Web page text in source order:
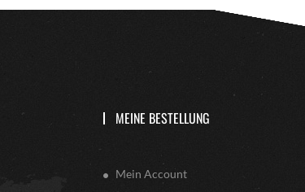
MEINE BESTELLUNG
Mein Account